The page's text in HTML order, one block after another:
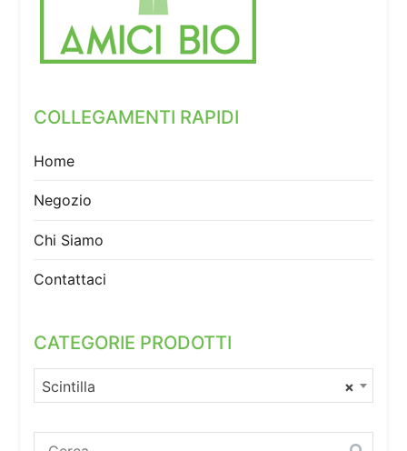
COLLEGAMENTI RAPIDI
Home
Negozio
Chi Siamo
Contattaci
CATEGORIE PRODOTTI
×
Scintilla
Ricerca